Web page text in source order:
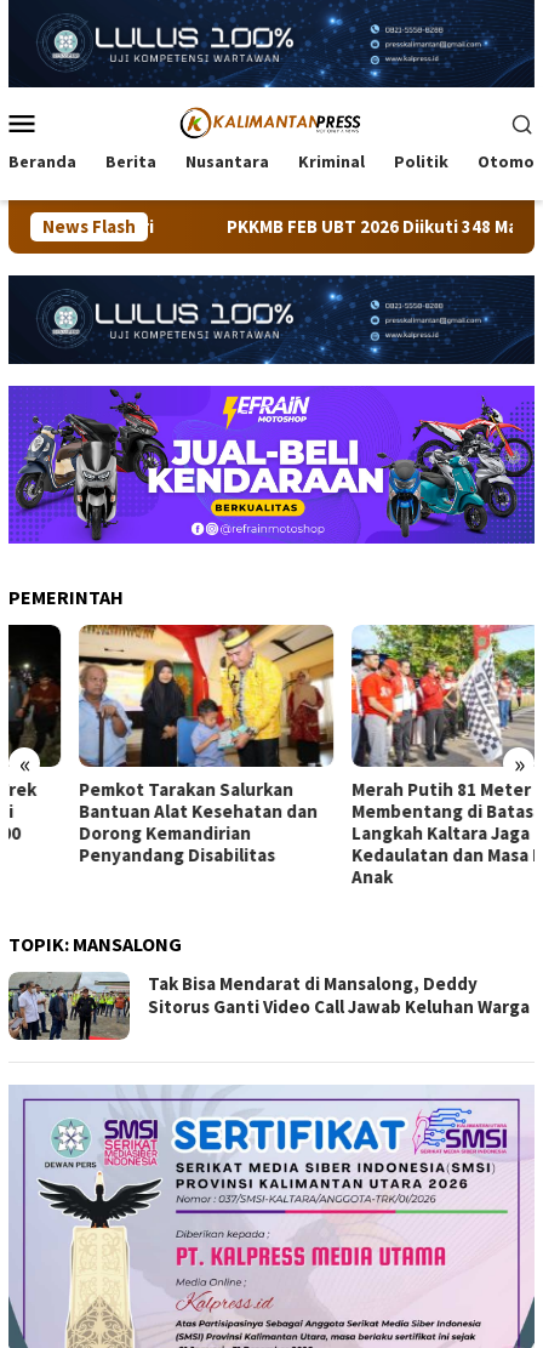
konten
Mobile
Beranda Berita Nusantara Kriminal Politik
News FlashPKKMB FEB UBT 2026 Diikuti 348 Mahasiswa,
PEMERINTAH
« »
Pemkot Tarakan Salurkan
Bantuan Alat Kesehatan dan
Dorong Kemandirian
Penyandang Disabilitas
Merah Putih 81 Meter
Membentang di Batas Negeri:
Langkah Kaltara Jaga
Kedaulatan dan Masa Depan
TOPIK: MANSALONG
Tak Bisa Mendarat di Mansalong, Deddy
Sitorus Ganti Video Call Jawab Keluhan Warga